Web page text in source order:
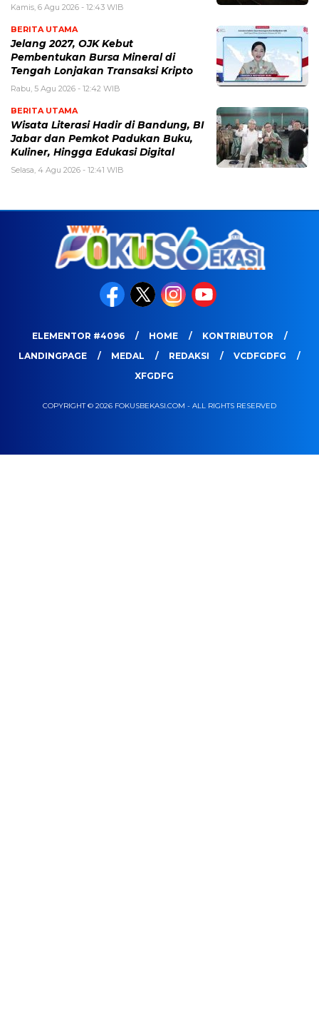
Kamis, 6 Agu 2026 - 12:43 WIB
BERITA UTAMA
Jelang 2027, OJK Kebut
Pembentukan Bursa Mineral di
Tengah Lonjakan Transaksi Kripto
Rabu, 5 Agu 2026 - 12:42 WIB
BERITA UTAMA
Wisata Literasi Hadir di Bandung, BI
Jabar dan Pemkot Padukan Buku,
Kuliner, Hingga Edukasi Digital
Selasa, 4 Agu 2026 - 12:41 WIB
ELEMENTOR #4096 HOME
KONTRIBUTOR
LANDINGPAGE
MEDAL REDAKSI
VCDFGDFG
XFGDFG
COPYRIGHT © 2026 FOKUSBEKASI.COM - ALL RIGHTS RESERVED